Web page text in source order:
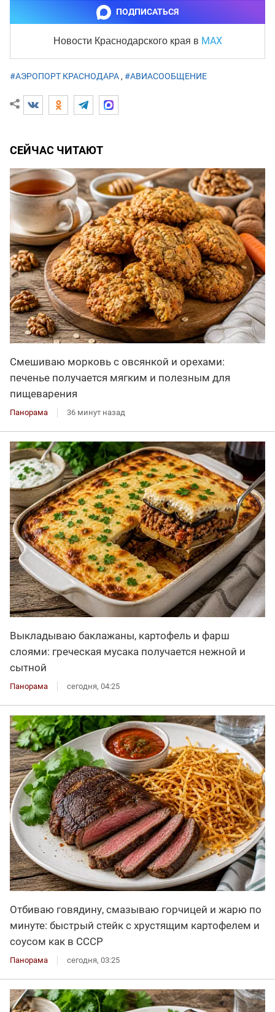
ПОДПИСАТЬСЯ
Новости Краснодарского края в MAX
#АЭРОПОРТ КРАСНОДАРА , #АВИАСООБЩЕНИЕ
СЕЙЧАС ЧИТАЮТ
Смешиваю морковь с овсянкой и орехами:
печенье получается мягким и полезным для
пищеварения
Панорама 36 минут назад
Выкладываю баклажаны, картофель и фарш
слоями: греческая мусака получается нежной и
сытной
Панорама сегодня, 04:25
Отбиваю говядину, смазываю горчицей и жарю по
минуте: быстрый стейк с хрустящим картофелем и
соусом как в СССР
Панорама сегодня, 03:25